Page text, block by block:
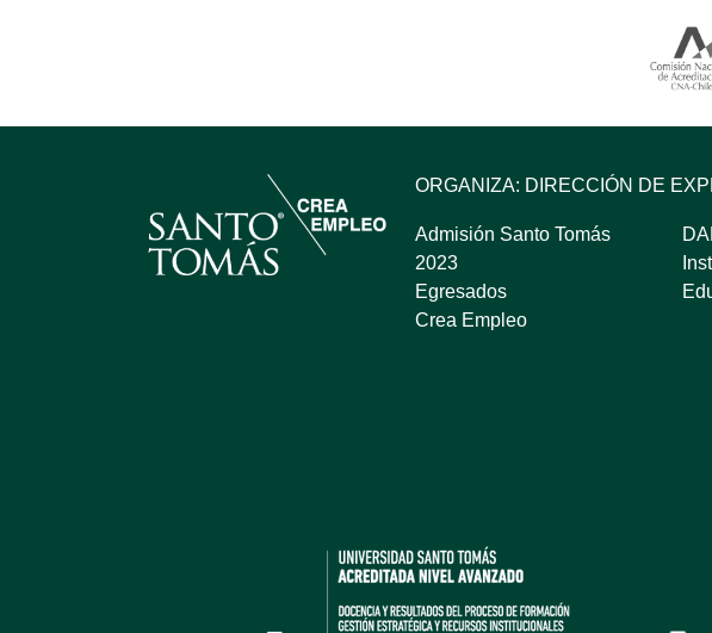
ORGANIZA: DIRECCIÓN DE
Admisión Santo Tomás
2023
Egresados
Crea Empleo